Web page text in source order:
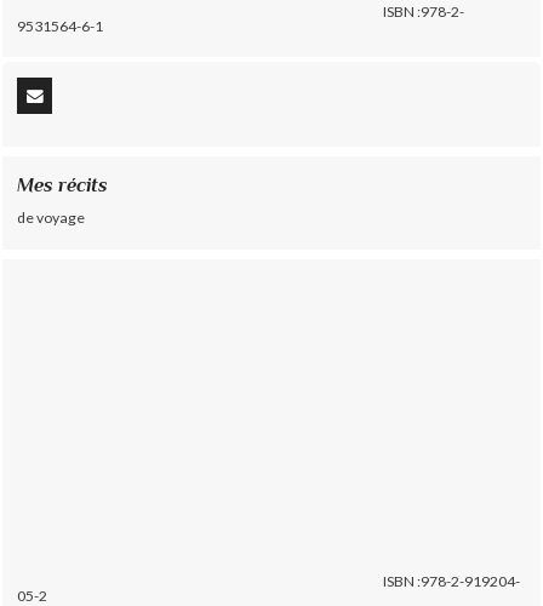
ISBN :978-2-
9531564-6-1
Mes récits
de voyage
ISBN :978-2-919204-
05-2